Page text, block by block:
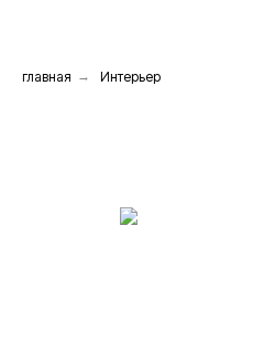
главная → Интерьер